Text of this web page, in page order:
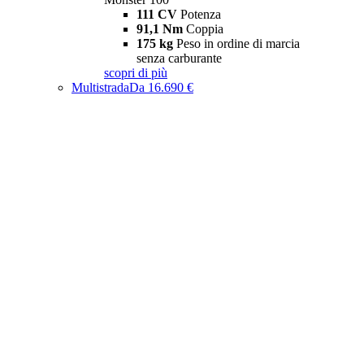
111 CV Potenza
91,1 Nm Coppia
175 kg Peso in ordine di marcia
senza carburante
scopri di più
MultistradaDa 16.690 €